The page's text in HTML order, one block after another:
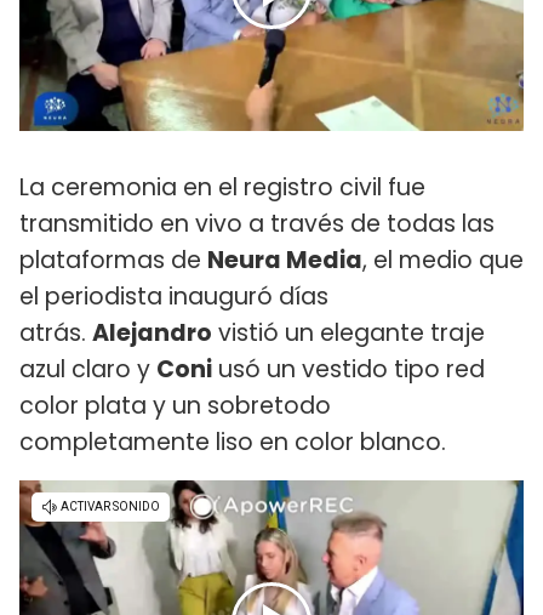
La ceremonia en el registro civil fue
transmitido en vivo a través de todas las
plataformas de Neura Media, el medio que
el periodista inauguró días
atrás. Alejandro vistió un elegante traje
azul claro y Coni usó un vestido tipo red
color plata y un sobretodo
completamente liso en color blanco.